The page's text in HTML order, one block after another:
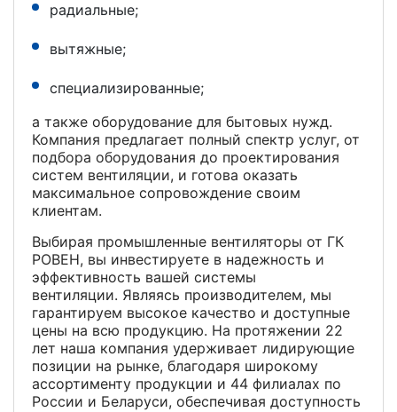
радиальные;
вытяжные;
специализированные;
а также оборудование для бытовых нужд.
Компания предлагает полный спектр услуг, от
подбора оборудования до проектирования
систем вентиляции, и готова оказать
максимальное сопровождение своим
клиентам.
Выбирая промышленные вентиляторы от ГК
РОВЕН, вы инвестируете в надежность и
эффективность вашей системы
вентиляции. Являясь производителем, мы
гарантируем высокое качество и доступные
цены на всю продукцию. На протяжении 22
лет наша компания удерживает лидирующие
позиции на рынке, благодаря широкому
ассортименту продукции и 44 филиалах по
России и Беларуси, обеспечивая доступность